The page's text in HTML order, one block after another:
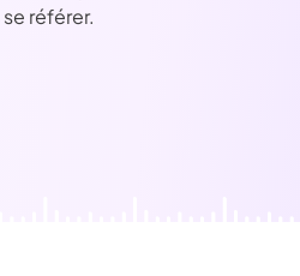
référer.